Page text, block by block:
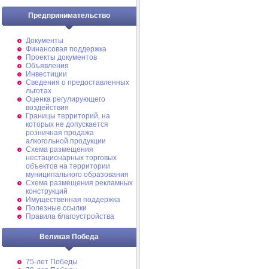
Предпринимательство
Документы
Финансовая поддержка
Проекты документов
Объявления
Инвестиции
Сведения о предоставленных
льготах
Оценка регулирующего
воздействия
Границы территорий, на
которых не допускается
розничная продажа
алкогольной продукции
Схема размещения
нестационарных торговых
объектов на территории
муниципального образования
Схема размещения рекламных
конструкций
Имущественная поддержка
Полезные ссылки
Правила благоустройства
Великая Победа
75-лет Победы